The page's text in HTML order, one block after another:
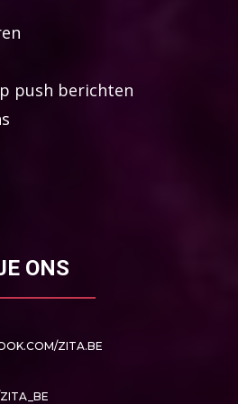
push berichten
ONS
ZITA.BE